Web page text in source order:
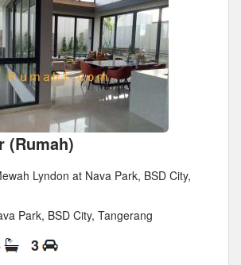
(Rumah)
Lyndon at Nava Park, BSD City,
Park, BSD City, Tangerang
3